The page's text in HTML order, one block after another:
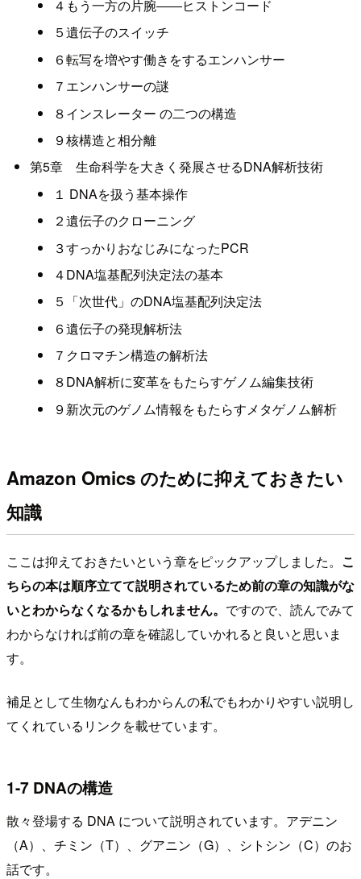
４もう一方の片腕――ヒストンコード
５遺伝子のスイッチ
６転写を増やす働きをするエンハンサー
７エンハンサーの謎
８インスレーター の二つの構造
９核構造と相分離
第5章 生命科学を大きく発展させるDNA解析技術
１ DNAを扱う基本操作
２遺伝子のクローニング
３すっかりおなじみになったPCR
４DNA塩基配列決定法の基本
５「次世代」のDNA塩基配列決定法
６遺伝子の発現解析法
７クロマチン構造の解析法
８DNA解析に変革をもたらすゲノム編集技術
９新次元のゲノム情報をもたらすメタゲノム解析
Amazon Omics のために抑えておきたい
知識
ここは抑えておきたいという章をピックアップしました。 こ
ちらの本は順序立てて説明されているため前の章の知識がな
いとわからなくなるかもしれません。 ですので、読んでみて
わからなければ前の章を確認していかれると良いと思いま
す。
補足として生物なんもわからんの私でもわかりやすい説明し
てくれているリンクを載せています。
1-7 DNAの構造
散々登場する DNA について説明されています。アデニン
（A）、チミン（T）、グアニン（G）、シトシン（C）のお
話です。